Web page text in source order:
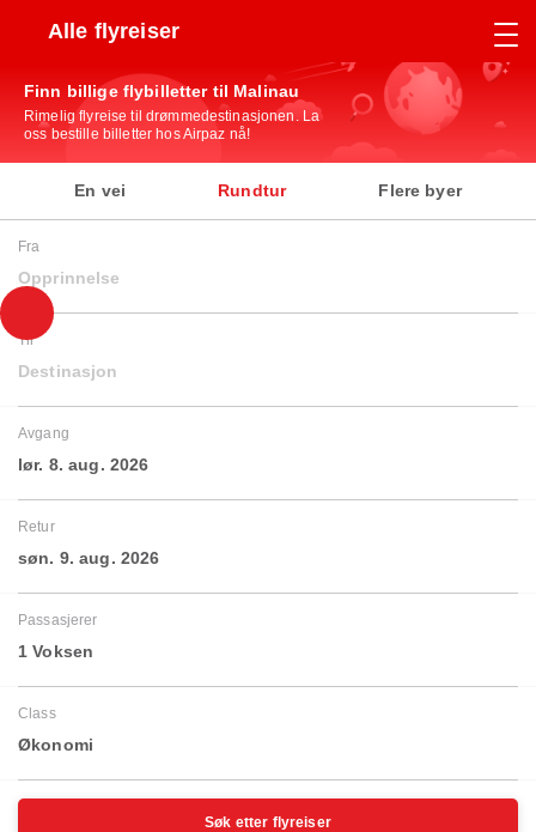
Alle flyreiser
Finn billige flybilletter til Malinau
Rimelig flyreise til drømmedestinasjonen. La
oss bestille billetter hos Airpaz nå!
En vei Rundtur Flere byer
Fra
Opprinnelse
Til
Destinasjon
Avgang
lør. 8. aug. 2026
Retur
søn. 9. aug. 2026
Passasjerer
1 Voksen
Class
Økonomi
Søk etter flyreiser